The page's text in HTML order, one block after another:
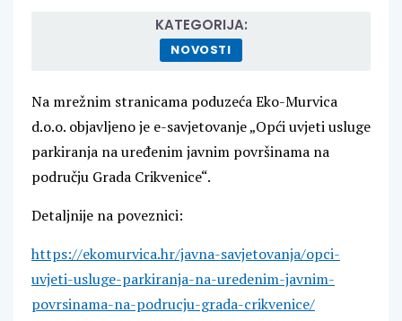
KATEGORIJA:
NOVOSTI
Na mrežnim stranicama poduzeća Eko-Murvica
d.o.o. objavljeno je e-savjetovanje „Opći uvjeti usluge
parkiranja na uređenim javnim površinama na
području Grada Crikvenice“.
Detaljnije na poveznici:
https://ekomurvica.hr/javna-savjetovanja/opci-
uvjeti-usluge-parkiranja-na-uredenim-javnim-
povrsinama-na-podrucju-grada-crikvenice/